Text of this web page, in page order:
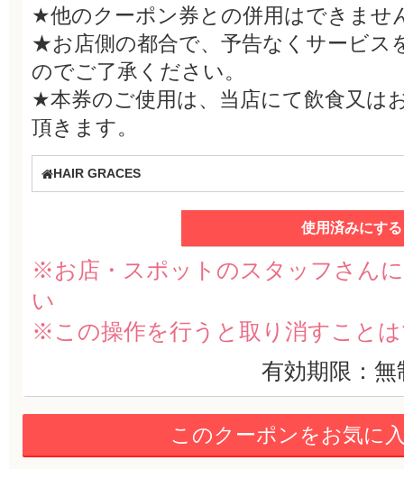
★他のクーポン券との併用はできませ
★お店側の都合で、予告なくサービス
のでご了承ください。
★本券のご使用は、当店にて飲食又は
頂きます。
HAIR GRACES
使用済みにする
※お店・スポットのスタッフさん
い
※この操作を行うと取り消すこと
有効期限：無
このクーポンをお気に